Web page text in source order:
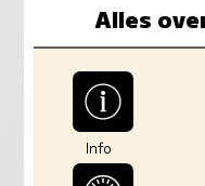
Alles
Info